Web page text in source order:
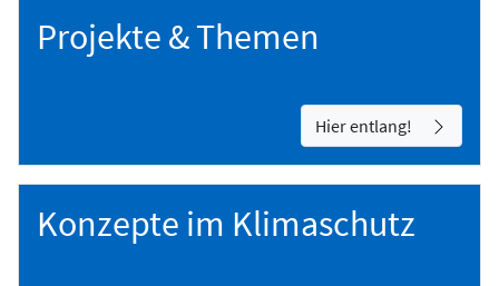
Projekte & Themen
Hier entlang!
Konzepte im Klimaschutz